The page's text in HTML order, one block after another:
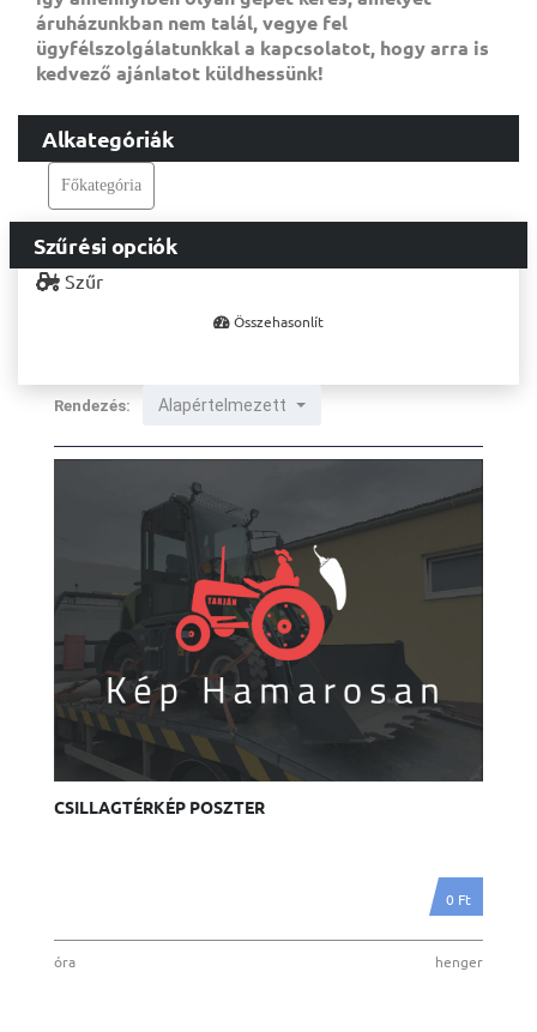
áruházunkban nem talál, vegye fel
ügyfélszolgálatunkkal a kapcsolatot, hogy arra is
kedvező ajánlatot küldhessünk!
Alkategóriák
Főkategória
Szűrési opciók
Szűr
Összehasonlít
Rendezés: Alapértelmezett
CSILLAGTÉRKÉP POSZTER
0 Ft
óra henger